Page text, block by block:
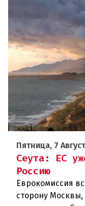
Пятница, 7
Сеута: ЕС
Россию
Еврокомиссия
сторону Москвы,